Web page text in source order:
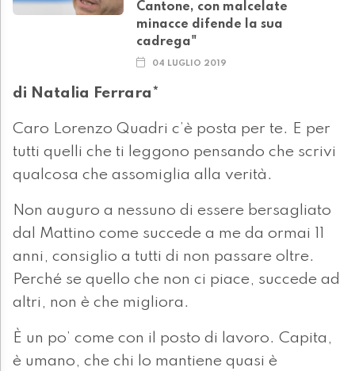
Cantone, con malcelate
minacce difende la sua
cadrega"
04 LUGLIO 2019
di Natalia Ferrara*
Caro Lorenzo Quadri c’è posta per te. E per
tutti quelli che ti leggono pensando che scrivi
qualcosa che assomiglia alla verità.
Non auguro a nessuno di essere bersagliato
dal Mattino come succede a me da ormai 11
anni, consiglio a tutti di non passare oltre.
Perché se quello che non ci piace, succede ad
altri, non è che migliora.
È un po’ come con il posto di lavoro. Capita,
è umano, che chi lo mantiene quasi è